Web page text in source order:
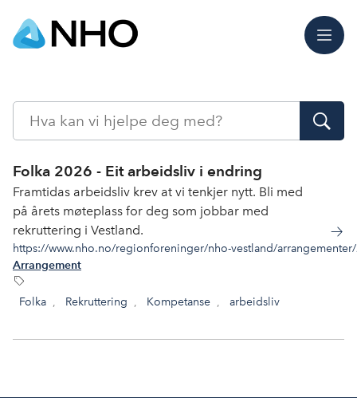
Meny
Søk
Folka 2026 - Eit arbeidsliv i endring
Framtidas arbeidsliv krev at vi tenkjer nytt. Bli med
på årets møteplass for deg som jobbar med
rekruttering i Vestland.
https://www.nho.no/regionforeninger/nho-vestland/
Arrangement
Folka , Rekruttering , Kompetanse , arbeidsliv